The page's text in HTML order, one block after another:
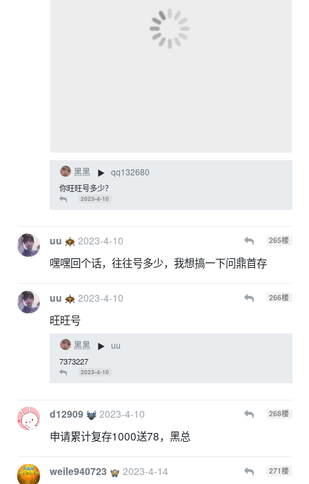
黑黑 ▶qq132680
你旺旺号多少？
2023-4-10
uu 2023-4-10 265楼
嘿嘿回个话，往往号多少，我想搞一下问鼎首存
uu 2023-4-10 266楼
旺旺号
黑黑 ▶uu
7373227
2023-4-10
d12909 2023-4-10 268楼
申请累计复存1000送78，黑总
weile940723 2023-4-14 271楼